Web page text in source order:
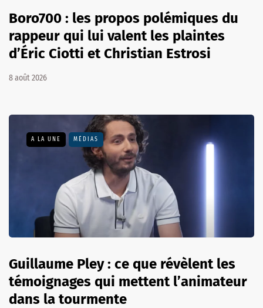
Boro700 : les propos polémiques du
rappeur qui lui valent les plaintes
d’Éric Ciotti et Christian Estrosi
8 août 2026
A LA UNE MÉDIAS
Guillaume Pley : ce que révèlent les
témoignages qui mettent l’animateur
dans la tourmente